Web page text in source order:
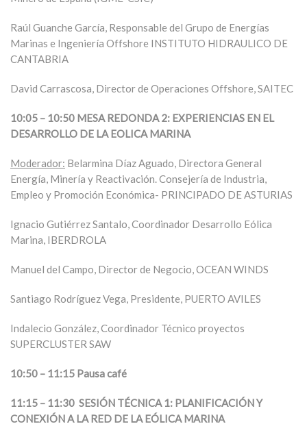
Raúl Guanche García, Responsable del Grupo de Energías
Marinas e Ingeniería Offshore INSTITUTO HIDRAULICO DE
CANTABRIA
David Carrascosa, Director de Operaciones Offshore, SAITEC
10:05 – 10:50 MESA REDONDA 2: EXPERIENCIAS EN EL
DESARROLLO DE LA EOLICA MARINA
Moderador: Belarmina Díaz Aguado, Directora General
Energía, Minería y Reactivación. Consejería de Industria,
Empleo y Promoción Económica- PRINCIPADO DE ASTURIAS
Ignacio Gutiérrez Santalo, Coordinador Desarrollo Eólica
Marina, IBERDROLA
Manuel del Campo, Director de Negocio, OCEAN WINDS
Santiago Rodríguez Vega, Presidente, PUERTO AVILES
Indalecio González, Coordinador Técnico proyectos
SUPERCLUSTER SAW
10:50 – 11:15 Pausa café
11:15 – 11:30 SESIÓN TÉCNICA 1: PLANIFICACIÓN Y
CONEXIÓN A LA RED DE LA EÓLICA MARINA